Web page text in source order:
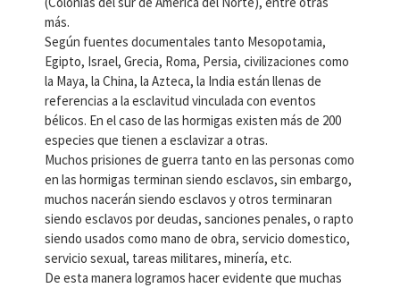
más.
Según fuentes documentales tanto Mesopotamia,
Egipto, Israel, Grecia, Roma, Persia, civilizaciones como
la Maya, la China, la Azteca, la India están llenas de
referencias a la esclavitud vinculada con eventos
bélicos. En el caso de las hormigas existen más de 200
especies que tienen a esclavizar a otras.
Muchos prisiones de guerra tanto en las personas como
en las hormigas terminan siendo esclavos, sin embargo,
muchos nacerán siendo esclavos y otros terminaran
siendo esclavos por deudas, sanciones penales, o rapto
siendo usados como mano de obra, servicio domestico,
servicio sexual, tareas militares, minería, etc.
De esta manera logramos hacer evidente que muchas